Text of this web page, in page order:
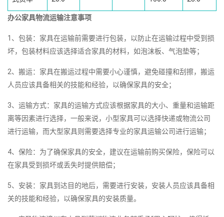
办公家具物流运输注意事项
1、包装：家具在运输前需要进行包装，以防止在运输过程中受到损
坏，包装材料应该选择适合家具的材料，如泡沫板、气泡垫等；
2、搬运：家具在搬运过程中需要小心谨慎，避免碰撞和刮擦，搬运
人员应该具备相关的技能和经验，以确保家具的安全；
3、运输方式：家具的运输方式应该根据家具的大小、重量和运输距
离等因素进行选择，一般来说，小型家具可以选择快递或物流公司
进行运输，而大型家具则需要选择专业的家具运输公司进行运输；
4、保险：为了确保家具的安全，建议在运输前购买保险，保险可以
在家具受到损坏或丢失时提供赔偿；
5、安装：家具到达目的地后，需要进行安装，安装人员应该具备相
关的技能和经验，以确保家具的安装质量。